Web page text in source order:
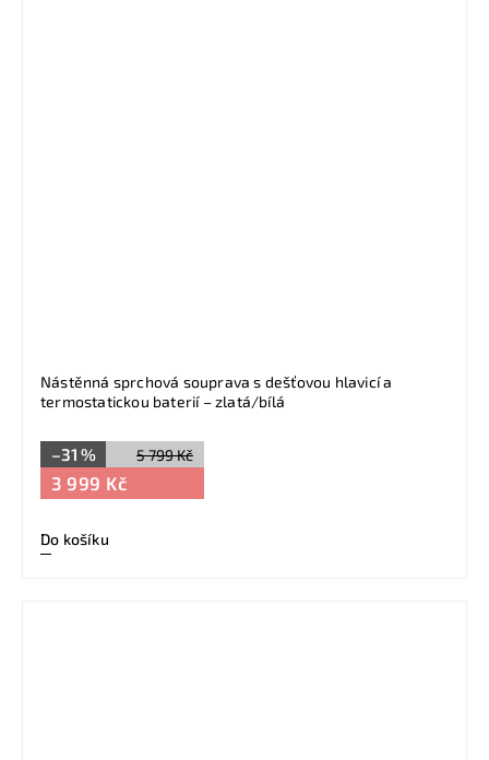
Nástěnná sprchová souprava s dešťovou hlavicí a
termostatickou baterií – zlatá/bílá
5 799 Kč
–31 %
3 999 Kč
Do košíku